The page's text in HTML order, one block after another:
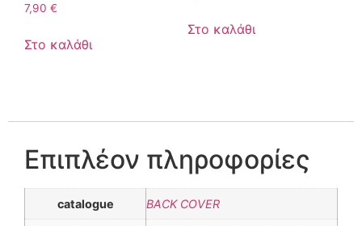
7,90 €
Στο καλάθι
Στο καλάθι
Επιπλέον πληροφορίες
catalogue BACK COVER